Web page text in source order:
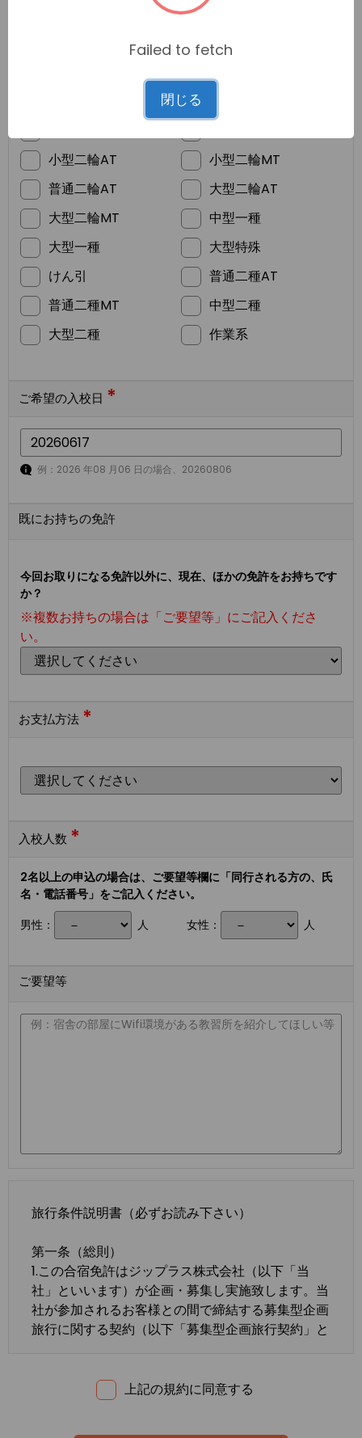
小型二輪AT
小型二輪MT
普通二輪AT
大型二輪AT
大型二輪MT
中型一種
大型一種
大型特殊
けん引
普通二種AT
普通二種MT
中型二種
大型二種
作業系
ご希望の入校日 *
例：2026 年08 月06 日の場合、20260806
既にお持ちの免許
今回お取りになる免許以外に、現在、ほかの免許をお持ちです
か？
※複数お持ちの場合は「ご要望等」にご記入くださ
い。
お支払方法 *
入校人数 *
2名以上の申込の場合は、ご要望等欄に「同行される方の、氏
名・電話番号」をご記入ください。
男性：
人 女性： 人
ご要望等
旅行条件説明書（必ずお読み下さい）
第一条（総則）
1.この合宿免許はジップラス株式会社（以下「当
社」といいます）が企画・募集し実施致します。当
社が参加されるお客様との間で締結する募集型企画
旅行に関する契約（以下「募集型企画旅行契約」と
たは一般に確立された慣習によるものとします。
上記の規約に同意する
Failed to fetch
閉じる